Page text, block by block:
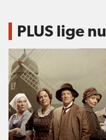
PLUS lige nu